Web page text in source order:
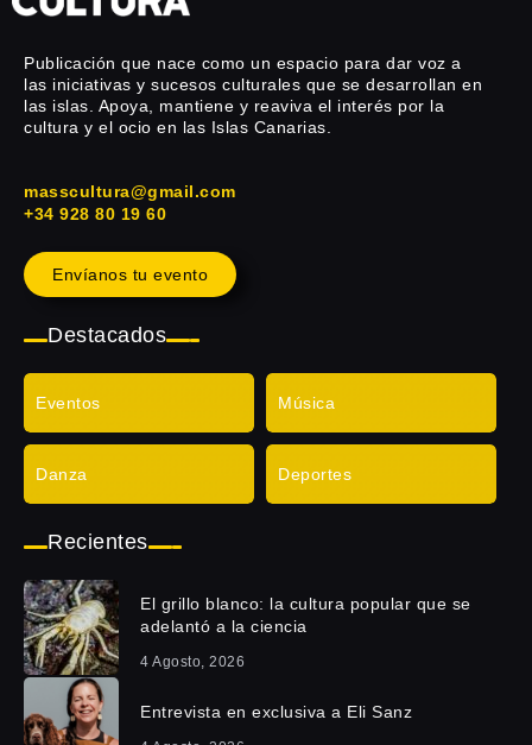
Publicación que nace como un espacio para dar voz a
las iniciativas y sucesos culturales que se desarrollan en
las islas. Apoya, mantiene y reaviva el interés por la
cultura y el ocio en las Islas Canarias.
masscultura@gmail.com
+34 928 80 19 60
Envíanos tu evento
Destacados
Eventos Música
Danza Deportes
Recientes
El grillo blanco: la cultura popular que se
adelantó a la ciencia
4 Agosto, 2026
Entrevista en exclusiva a Eli Sanz